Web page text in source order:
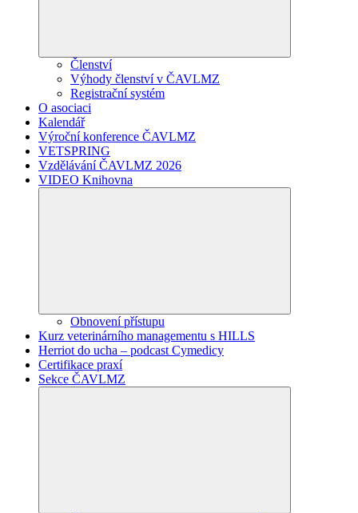
Členství
Výhody členství v ČAVLMZ
Registrační systém
O asociaci
Kalendář
Výroční konference ČAVLMZ
VETSPRING
Vzdělávání ČAVLMZ 2026
VIDEO Knihovna
Obnovení přístupu
Kurz veterinárního managementu s HILLS
Herriot do ucha – podcast Cymedicy
Certifikace praxí
Sekce ČAVLMZ